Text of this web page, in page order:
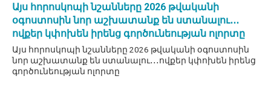
Այս հորոսկոպի նշանները 2026 թվականի
օգոստոսին նոր աշխատանք են ստանալու․․․
ովքեր կփոխեն իրենց գործունեության ոլորտը
Այս հորոսկոպի նշանները 2026 թվականի օգոստոսին
նոր աշխատանք են ստանալու․․․ովքեր կփոխեն իրենց
գործունեության ոլորտը